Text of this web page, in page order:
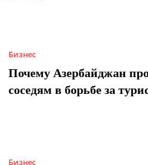
Бизнес
Почему Азербайджан
соседям в борьбе за
Бизнес